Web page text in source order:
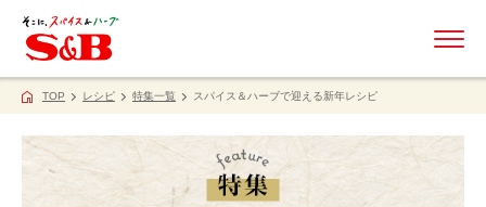
TOP レシピ 特集一覧 スパイス＆ハーブで迎える新年レシピ